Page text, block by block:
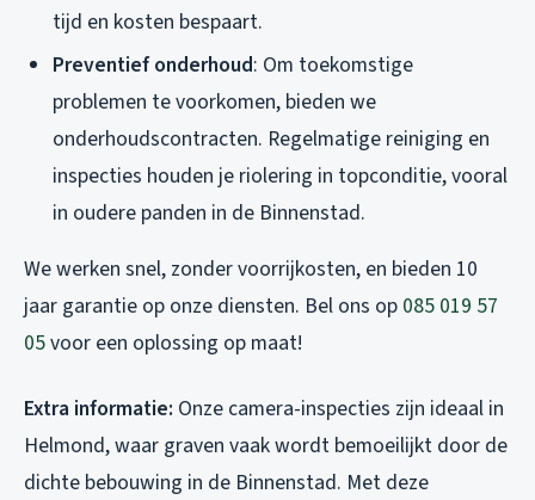
tijd en kosten bespaart.
Preventief onderhoud: Om toekomstige
problemen te voorkomen, bieden we
onderhoudscontracten. Regelmatige reiniging en
inspecties houden je riolering in topconditie, vooral
in oudere panden in de Binnenstad.
We werken snel, zonder voorrijkosten, en bieden 10
jaar garantie op onze diensten. Bel ons op 085 019 57
05voor een oplossing op maat!
Extra informatie: Onze camera-inspecties zijn ideaal in
Helmond, waar graven vaak wordt bemoeilijkt door de
dichte bebouwing in de Binnenstad. Met deze